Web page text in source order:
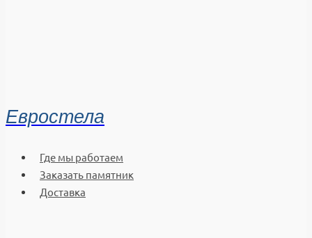
Евростела
Где мы работаем
Заказать памятник
Доставка